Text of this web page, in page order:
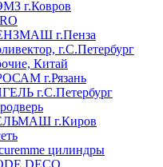
г.Ковров
г.Пенза
г.С.Петербург
Китай
г.Рязань
г.С.Петербург
г.Киров
цилиндры
DECO